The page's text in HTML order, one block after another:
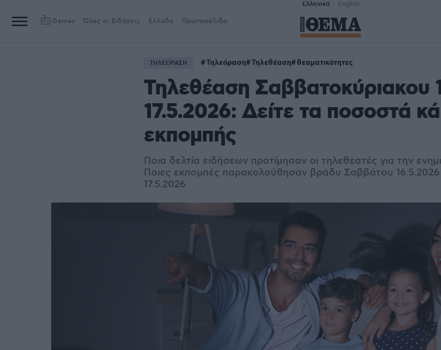
Ελληνικά English
Games Όλες οι Ειδήσεις Ελλάδα Πρωτοσέλιδα
ΤΗΛΕΟΡΑΣΗ Τηλεόραση Τηλεθέαση θεαματικότητες
Τηλεθέαση Σαββατοκύριακου
17.5.2026: Δείτε τα ποσοστά
εκπομπής
Ποια δελτία ειδήσεων προτίμησαν οι τηλεθεατές για την
Ποιες εκπομπές παρακολούθησαν βράδυ Σαββάτου 16.5.2026
17.5.2026